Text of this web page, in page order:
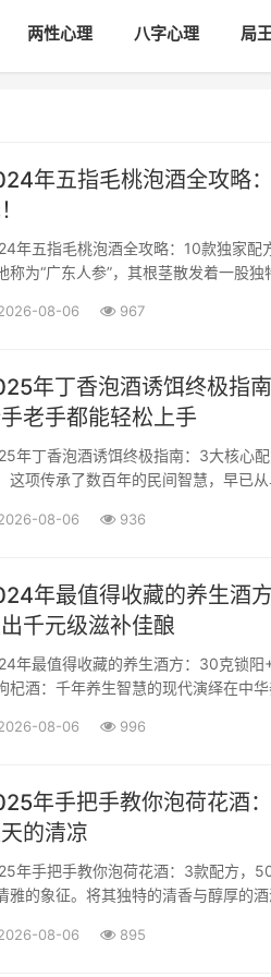
两性心理 八字心理 局
年五指毛桃泡酒全攻略
年五指毛桃泡酒全攻略：10款独家
称为“广东人参”，其根茎散发着一股
湿、舒筋活络的有效成分。今天，···
08-06 967
年丁香泡酒诱饵终极指
老手都能轻松上手
年丁香泡酒诱饵终极指南：3大核心
这项传承了数百年的民间智慧，早已
家酿，掌握其背后的科学原理与实操
08-06 936
年最值得收藏的养生酒
千元级滋补佳酿
年最值得收藏的养生酒方：30克锁
杞酒：千年养生智慧的现代演绎在中
酿酒，实则凝聚着古人对···
08-06 996
年手把手教你泡荷花酒
的清凉
年手把手教你泡荷花酒：3款配方，
雅的象征。将其独特的清香与醇厚的
08-06 895